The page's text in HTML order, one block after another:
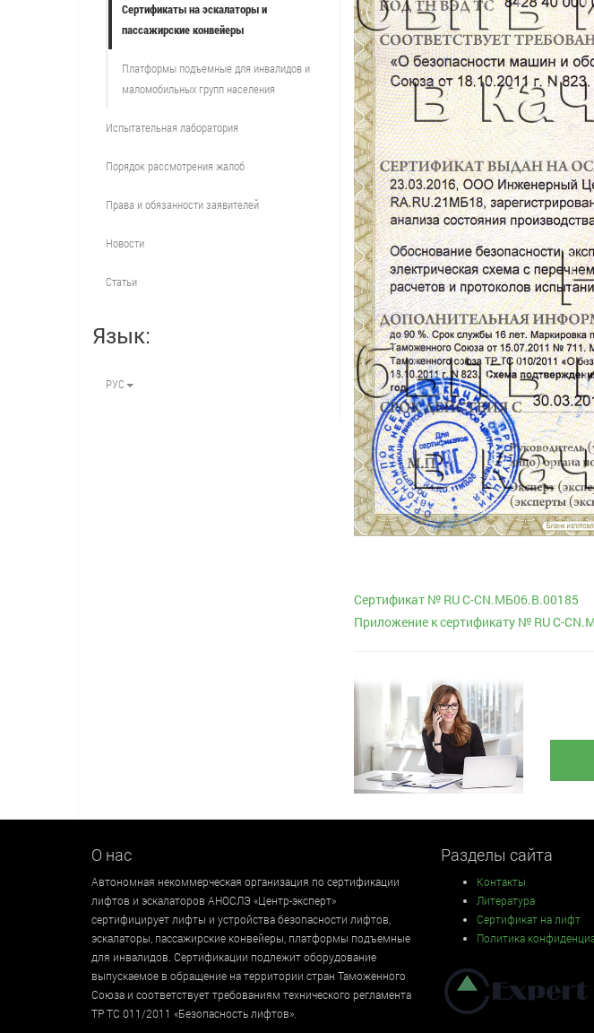
Сертификат № RU С-CN.МБ06.B.00185
Приложение к сертификату № RU С-
Сертификаты на эскалаторы и
пассажирские конвейеры
Платформы подъемные для инвалидов и
маломобильных групп населения
Испытательная лаборатория
Порядок рассмотрения жалоб
Права и обязанности заявителей
Новости
Статьи
Язык:
РУС
О нас
Автономная некоммерческая организация по сертификации
лифтов и эскалаторов АНОСЛЭ «Центр-эксперт»
сертифицирует лифты и устройства безопасности лифтов,
эскалаторы, пассажирские конвейеры, платформы подъемные
для инвалидов. Сертификации подлежит оборудование
выпускаемое в обращение на территории стран Таможенного
Союза и соответствует требованиям технического регламента
ТР ТС 011/2011 «Безопасность лифтов».
Разделы сайта
Контакты
Литература
Сертификат на лифт
Политика